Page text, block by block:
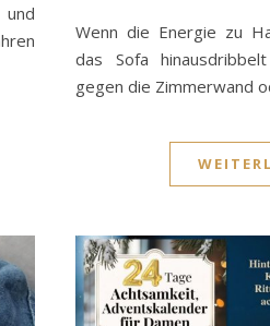
Wenn die Energie zu
das Sofa
gegen die Zimmerwand